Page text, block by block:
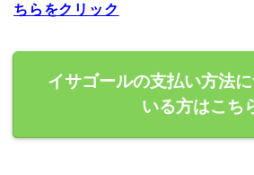
ちらをクリック
イサゴールの支払い方法
いる方はこち